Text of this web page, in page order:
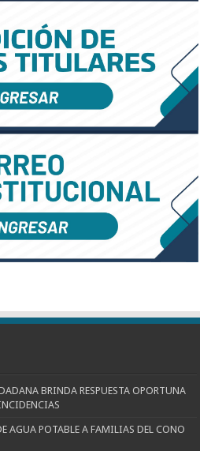
BRINDA RESPUESTA OPORTUNA
AGUA POTABLE A FAMILIAS DEL CONO